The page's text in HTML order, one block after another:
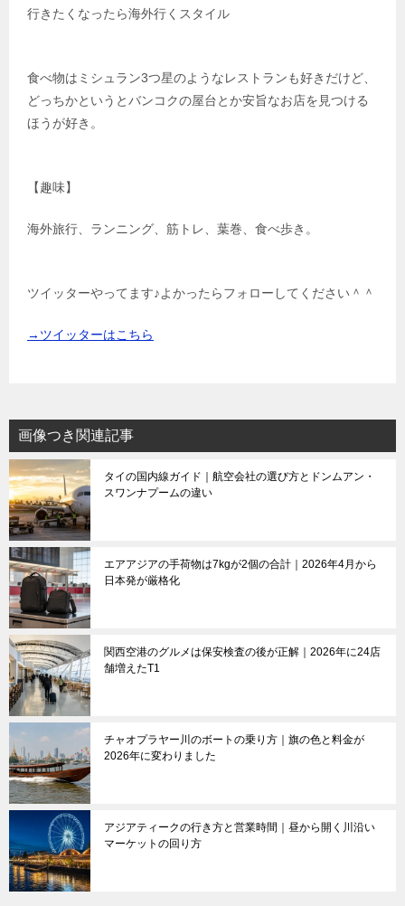
行きたくなったら海外行くスタイル
食べ物はミシュラン3つ星のようなレストランも好きだけど、
どっちかというとバンコクの屋台とか安旨なお店を見つける
ほうが好き。
【趣味】
海外旅行、ランニング、筋トレ、葉巻、食べ歩き。
ツイッターやってます♪よかったらフォローしてください＾＾
→ツイッターはこちら
画像つき関連記事
タイの国内線ガイド｜航空会社の選び方とドンムアン・
スワンナプームの違い
エアアジアの手荷物は7kgが2個の合計｜2026年4月から
日本発が厳格化
関西空港のグルメは保安検査の後が正解｜2026年に24店
舗増えたT1
チャオプラヤー川のボートの乗り方｜旗の色と料金が
2026年に変わりました
アジアティークの行き方と営業時間｜昼から開く川沿い
マーケットの回り方